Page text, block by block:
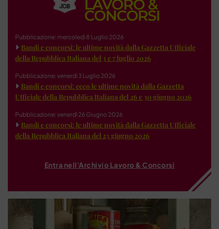
Pubblicazione: mercoledì 8 Luglio 2026
Bandi e concorsi: le ultime novità dalla Gazzetta Ufficiale
della Repubblica Italiana del 3 e 7 luglio 2026
Pubblicazione: venerdì 3 Luglio 2026
Bandi e concorsi: ecco le ultime novità dalla Gazzetta
Ufficiale della Repubblica Italiana del 26 e 30 giugno 2026
Pubblicazione: venerdì 26 Giugno 2026
Bandi e concorsi: le ultime novità dalla Gazzetta Ufficiale
della Repubblica Italiana del 23 giugno 2026
Entra nell'Archivio Lavoro & Concorsi